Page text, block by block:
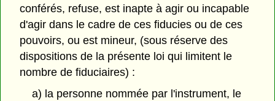
conférés, refuse, est inapte à agir ou incapable
d'agir dans le cadre de ces fiducies ou de ces
pouvoirs, ou est mineur, (sous réserve des
dispositions de la présente loi qui limitent le
nombre de fiduciaires) :
a) la personne nommée par l'instrument, le